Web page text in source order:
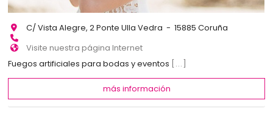
C/ Vista Alegre, 2 Ponte Ulla Vedra - 15885 Coruña
Visite nuestra página Internet
Fuegos artificiales para bodas y eventos
[...]
más información